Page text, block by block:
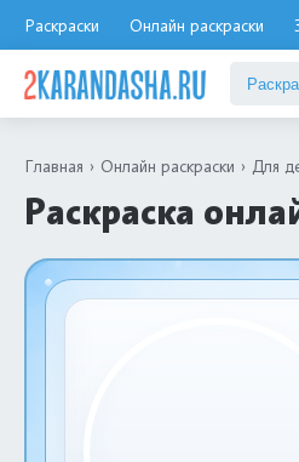
Раскраски Онлайн раскраски
Главная Онлайн раскраски Для
Раскраска